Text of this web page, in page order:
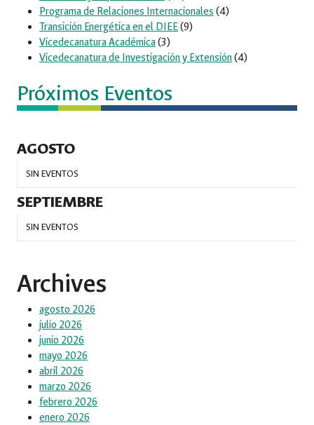
Programa de Relaciones Internacionales (4)
Transición Energética en el DIEE(9)
Vicedecanatura Académica(3)
Vicedecanatura de Investigación y Extensión(4)
Próximos Eventos
AGOSTO
SIN EVENTOS
SEPTIEMBRE
SIN EVENTOS
Archives
agosto 2026
julio 2026
junio 2026
mayo 2026
abril 2026
marzo 2026
febrero 2026
enero 2026